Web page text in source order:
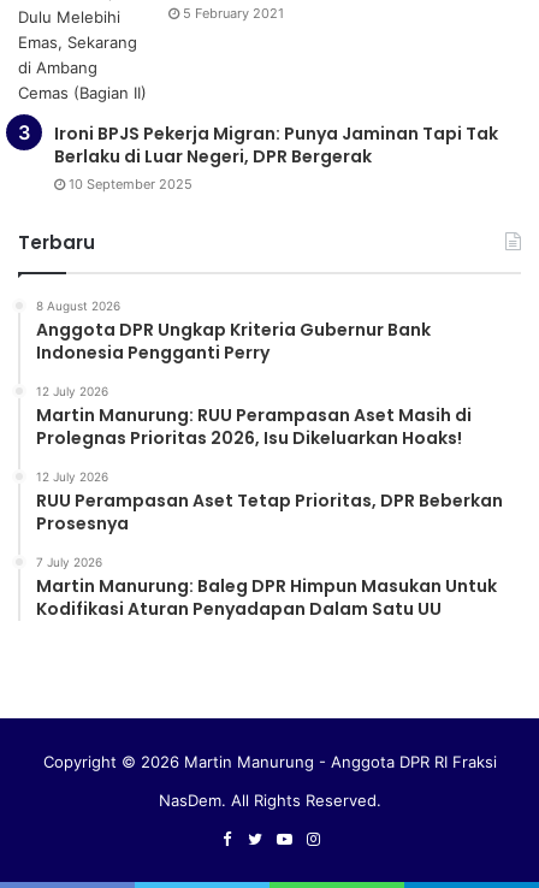
5 February 2021
Ironi BPJS Pekerja Migran: Punya Jaminan Tapi Tak
Berlaku di Luar Negeri, DPR Bergerak
10 September 2025
Terbaru
8 August 2026
Anggota DPR Ungkap Kriteria Gubernur Bank
Indonesia Pengganti Perry
12 July 2026
Martin Manurung: RUU Perampasan Aset Masih di
Prolegnas Prioritas 2026, Isu Dikeluarkan Hoaks!
12 July 2026
RUU Perampasan Aset Tetap Prioritas, DPR Beberkan
Prosesnya
7 July 2026
Martin Manurung: Baleg DPR Himpun Masukan Untuk
Kodifikasi Aturan Penyadapan Dalam Satu UU
Copyright © 2026 Martin Manurung - Anggota DPR RI Fraksi
NasDem. All Rights Reserved.
FacebookTwitterYouTubeInstagram